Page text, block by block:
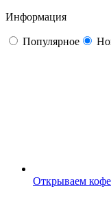
Информация
Популярное
Открываем